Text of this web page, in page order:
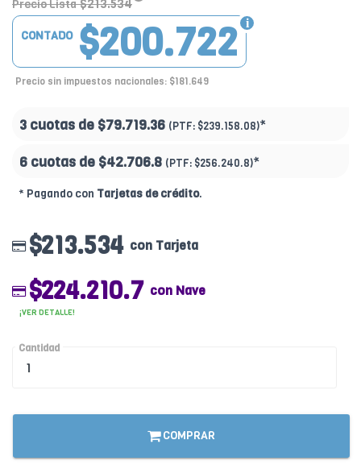
Precio Lista $213.534
$200.722
CONTADO
Precio sin impuestos nacionales: $181.649
3 cuotas de $79.719.36 (PTF: $239.158.08)*
6 cuotas de $42.706.8 (PTF: $256.240.8)*
* Pagando con Tarjetas de crédito.
$213.534 con Tarjeta
$224.210.7 con Nave
¡VER DETALLE!
Cantidad
COMPRAR